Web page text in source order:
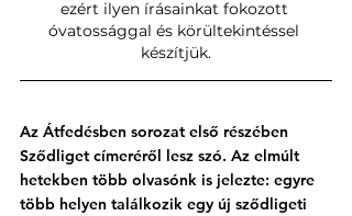
ezért ilyen írásainkat fokozott
óvatossággal és körültekintéssel
készítjük.
Az Átfedésben sorozat első részében
Sződliget címeréről lesz szó. Az elmúlt
hetekben több olvasónk is jelezte: egyre
több helyen találkozik egy új sződligeti